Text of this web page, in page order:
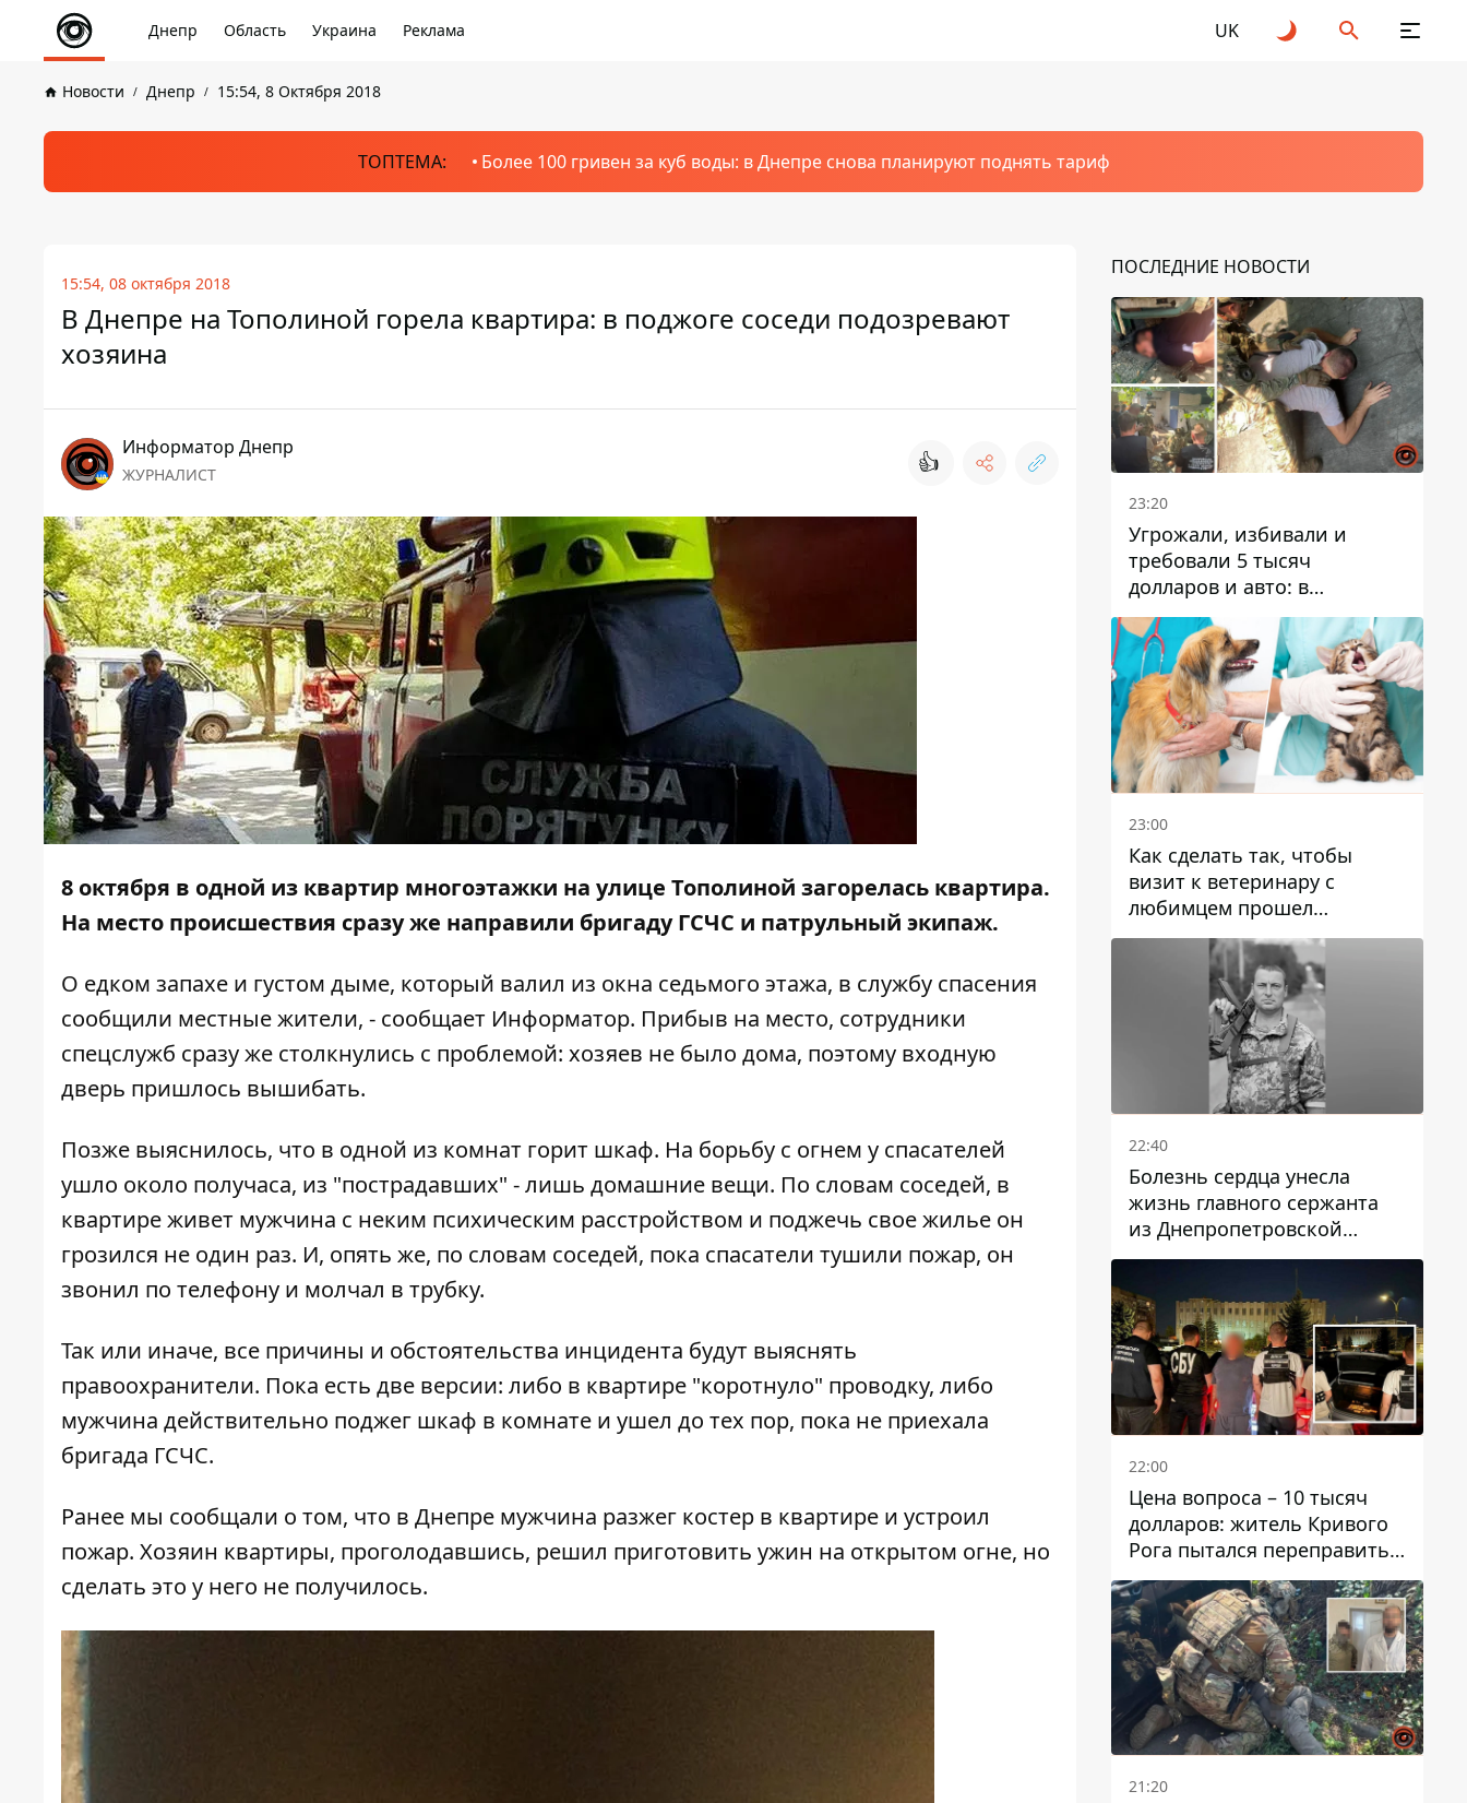
Днепр Область Украина Реклама UK
Новости Днепр 15:54, 8 Октября 2018
ТОПТЕМА: Более 100 гривен за куб воды: в Днепре снова планируют поднять тариф
15:54, 08 октября 2018
В Днепре на Тополиной горела квартира: в поджоге соседи подозревают
хозяина
Информатор Днепр
ЖУРНАЛИСТ 👍
8 октября в одной из квартир многоэтажки на улице Тополиной загорелась квартира.
На место происшествия сразу же направили бригаду ГСЧС и патрульный экипаж.
О едком запахе и густом дыме, который валил из окна седьмого этажа, в службу спасения
сообщили местные жители, - сообщает Информатор. Прибыв на место, сотрудники
спецслужб сразу же столкнулись с проблемой: хозяев не было дома, поэтому входную
дверь пришлось вышибать.
Позже выяснилось, что в одной из комнат горит шкаф. На борьбу с огнем у спасателей
ушло около получаса, из "пострадавших" - лишь домашние вещи. По словам соседей, в
квартире живет мужчина с неким психическим расстройством и поджечь свое жилье он
грозился не один раз. И, опять же, по словам соседей, пока спасатели тушили пожар, он
звонил по телефону и молчал в трубку.
Так или иначе, все причины и обстоятельства инцидента будут выяснять
правоохранители. Пока есть две версии: либо в квартире "коротнуло" проводку, либо
мужчина действительно поджег шкаф в комнате и ушел до тех пор, пока не приехала
бригада ГСЧС.
Ранее мы сообщали о том, что в Днепре мужчина разжег костер в квартире и устроил
пожар. Хозяин квартиры, проголодавшись, решил приготовить ужин на открытом огне, но
сделать это у него не получилось.
ПОСЛЕДНИЕ НОВОСТИ
23:20
Угрожали, избивали и
требовали 5 тысяч
долларов и авто: в
Павлограде задержали двух
мужчин
23:00
Как сделать так, чтобы
визит к ветеринару с
любимцем прошел
спокойно: простые советы
22:40
Болезнь сердца унесла
жизнь главного сержанта
из Днепропетровской
области Юрия Свистуна
22:00
Цена вопроса – 10 тысяч
долларов: житель Кривого
Рога пытался переправить
мужчину в Словакию
21:20